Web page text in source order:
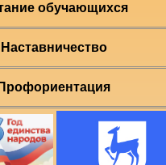
обучающихся
Наставничество
Профориентация